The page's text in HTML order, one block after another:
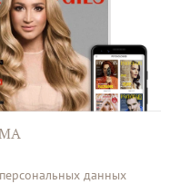
данных